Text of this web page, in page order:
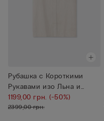
Рубашка с Короткими
Рукавами изо Льна и
Хлопка
1199,00 грн.(-50%)
2399,00 грн.